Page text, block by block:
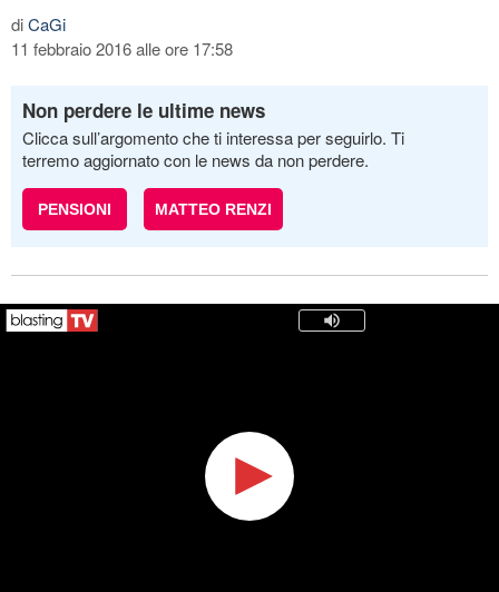
diCaGi
11 febbraio 2016 alle ore 17:58
Non perdere le ultime news
Clicca sull’argomento che ti interessa per seguirlo. Ti
terremo aggiornato con le news da non perdere.
PENSIONI MATTEO RENZI